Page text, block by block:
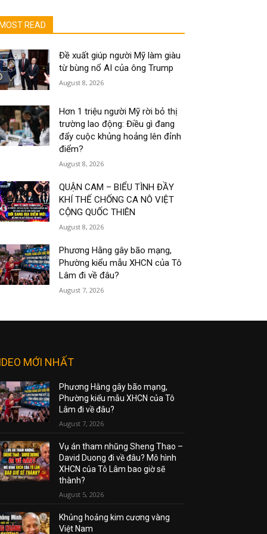
MOST READ
Đề xuất giúp người Mỹ làm giàu
từ bùng nổ AI của ông Trump
August 8, 2026
Hơn 1 triệu người Mỹ rời bỏ thị
trường lao động: Điều gì đang
đẩy cuộc khủng hoảng lên đỉnh
điểm?
August 8, 2026
QUẬN CAM – BIỂU TÌNH ĐẦY
KHÍ THẾ CHỐNG CA NÔ VIỆT
CỘNG QUỐC THIÊN
August 8, 2026
Phương Hằng gây bão mạng,
Phường kiểu mẫu XHCN của Tô
Lâm đi về đâu?
August 7, 2026
MỚI NHẤT
Phương Hằng gây bão mạng,
Phường kiểu mẫu XHCN của Tô
Lâm đi về đâu?
August 7, 2026
Vụ án tham nhũng Sheng Thao –
David Duong đi về đâu? Mô hình
XHCN của Tô Lâm bao giờ sẽ
thành?
August 5, 2026
Khủng hoảng kim cương vàng
Việt Nam